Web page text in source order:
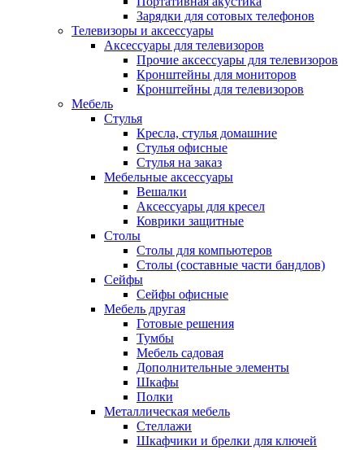
Зарядки для сотовых телефонов
Телевизоры и аксессуары
Аксессуары для телевизоров
Прочие аксессуары для телевизоров
Кронштейны для мониторов
Кронштейны для телевизоров
Мебель
Стулья
Кресла, стулья домашние
Стулья офисные
Стулья на заказ
Мебельные аксессуары
Вешалки
Аксессуары для кресел
Коврики защитные
Столы
Столы для компьютеров
Столы (составные части бандлов)
Сейфы
Сейфы офисные
Мебель другая
Готовые решения
Тумбы
Мебель садовая
Дополнительные элементы
Шкафы
Полки
Металлическая мебель
Стеллажи
Шкафчики и брелки для ключей